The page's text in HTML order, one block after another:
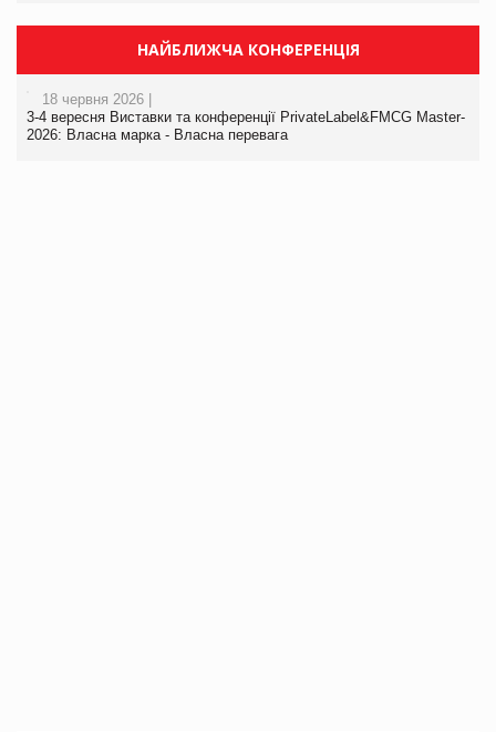
НАЙБЛИЖЧА КОНФЕРЕНЦІЯ
18 червня 2026 |
3-4 вересня Виставки та конференції PrivateLabel&FMCG Master-
2026: Власна марка - Власна перевага